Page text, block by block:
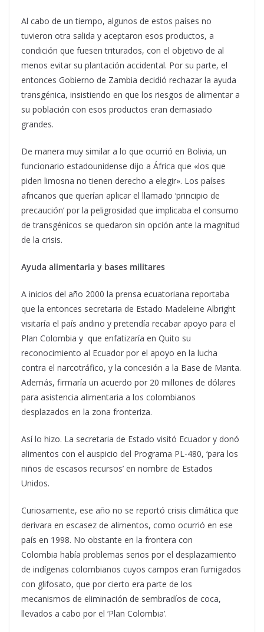
Al cabo de un tiempo, algunos de estos países no
tuvieron otra salida y aceptaron esos productos, a
condición que fuesen triturados, con el objetivo de al
menos evitar su plantación accidental. Por su parte, el
entonces Gobierno de Zambia decidió rechazar la ayuda
transgénica, insistiendo en que los riesgos de alimentar a
su población con esos productos eran demasiado
grandes.
De manera muy similar a lo que ocurrió en Bolivia, un
funcionario estadounidense dijo a África que «los que
piden limosna no tienen derecho a elegir». Los países
africanos que querían aplicar el llamado ‘principio de
precaución’ por la peligrosidad que implicaba el consumo
de transgénicos se quedaron sin opción ante la magnitud
de la crisis.
Ayuda alimentaria y bases militares
A inicios del año 2000 la prensa ecuatoriana reportaba
que la entonces secretaria de Estado Madeleine Albright
visitaría el país andino y pretendía recabar apoyo para el
Plan Colombia y que enfatizaría en Quito su
reconocimiento al Ecuador por el apoyo en la lucha
contra el narcotráfico, y la concesión a la Base de Manta.
Además, firmaría un acuerdo por 20 millones de dólares
para asistencia alimentaria a los colombianos
desplazados en la zona fronteriza.
Así lo hizo. La secretaria de Estado visitó Ecuador y donó
alimentos con el auspicio del Programa PL-480, ‘para los
niños de escasos recursos’ en nombre de Estados
Unidos.
Curiosamente, ese año no se reportó crisis climática que
derivara en escasez de alimentos, como ocurrió en ese
país en 1998. No obstante en la frontera con
Colombia había problemas serios por el desplazamiento
de indígenas colombianos cuyos campos eran fumigados
con glifosato, que por cierto era parte de los
mecanismos de eliminación de sembradíos de coca,
llevados a cabo por el ‘Plan Colombia’.